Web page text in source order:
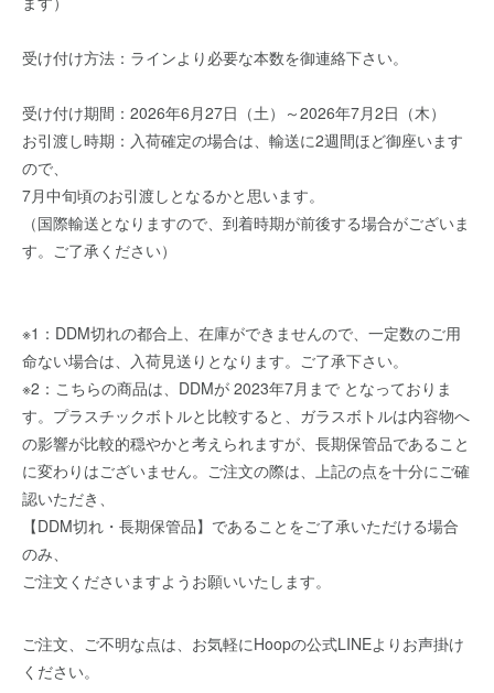
受け付け方法：ラインより必要な本数を御連絡下さい。
受け付け期間：2026年6月27日（土）～2026年7月2日（木）
お引渡し時期：入荷確定の場合は、輸送に2週間ほど御座います
ので、
7月中旬頃のお引渡しとなるかと思います。
（国際輸送となりますので、到着時期が前後する場合がございま
す。ご了承ください）
※1：DDM切れの都合上、在庫ができませんので、一定数のご用
命ない場合は、入荷見送りとなります。ご了承下さい。
※2：こちらの商品は、DDMが 2023年7月まで となっておりま
す。プラスチックボトルと比較すると、ガラスボトルは内容物へ
の影響が比較的穏やかと考えられますが、長期保管品であること
に変わりはございません。ご注文の際は、上記の点を十分にご確
認いただき、
【DDM切れ・長期保管品】であることをご了承いただける場合
のみ、
ご注文くださいますようお願いいたします。
ご注文、ご不明な点は、お気軽にHoopの公式LINEよりお声掛け
ください。